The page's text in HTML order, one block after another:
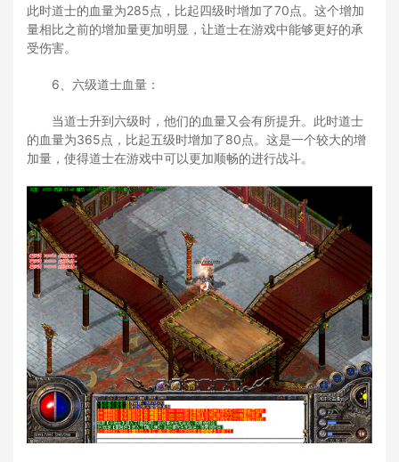
此时道士的血量为285点，比起四级时增加了70点。这个增加
量相比之前的增加量更加明显，让道士在游戏中能够更好的承
受伤害。
6、六级道士血量：
当道士升到六级时，他们的血量又会有所提升。此时道士
的血量为365点，比起五级时增加了80点。这是一个较大的增
加量，使得道士在游戏中可以更加顺畅的进行战斗。